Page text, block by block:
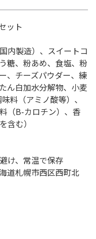
ット
内製造）、スイートコ
糖、粉あめ、食塩、粉
、チーズパウダー、練
ん白加水分解物、小麦
料（アミノ酸等）、
（B-カロチン）、香
含む）
け、常温で保存
道札幌市西区西町北